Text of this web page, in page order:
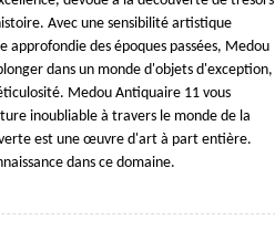
Avec une sensibilité artistique
approfondie des époques passées, Medou
dans un monde d'objets d'exception,
Medou Antiquaire 11 vous
inoubliable à travers le monde de la
est une œuvre d'art à part entière.
dans ce domaine.